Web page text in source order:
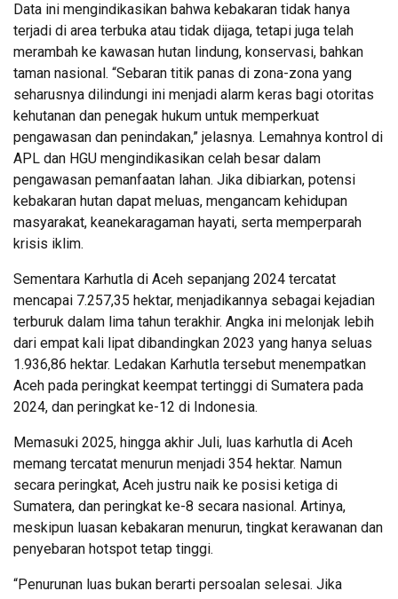
Data ini mengindikasikan bahwa kebakaran tidak hanya
terjadi di area terbuka atau tidak dijaga, tetapi juga telah
merambah ke kawasan hutan lindung, konservasi, bahkan
taman nasional. “Sebaran titik panas di zona-zona yang
seharusnya dilindungi ini menjadi alarm keras bagi otoritas
kehutanan dan penegak hukum untuk memperkuat
pengawasan dan penindakan,” jelasnya. Lemahnya kontrol di
APL dan HGU mengindikasikan celah besar dalam
pengawasan pemanfaatan lahan. Jika dibiarkan, potensi
kebakaran hutan dapat meluas, mengancam kehidupan
masyarakat, keanekaragaman hayati, serta memperparah
krisis iklim.
Sementara Karhutla di Aceh sepanjang 2024 tercatat
mencapai 7.257,35 hektar, menjadikannya sebagai kejadian
terburuk dalam lima tahun terakhir. Angka ini melonjak lebih
dari empat kali lipat dibandingkan 2023 yang hanya seluas
1.936,86 hektar. Ledakan Karhutla tersebut menempatkan
Aceh pada peringkat keempat tertinggi di Sumatera pada
2024, dan peringkat ke-12 di Indonesia.
Memasuki 2025, hingga akhir Juli, luas karhutla di Aceh
memang tercatat menurun menjadi 354 hektar. Namun
secara peringkat, Aceh justru naik ke posisi ketiga di
Sumatera, dan peringkat ke-8 secara nasional. Artinya,
meskipun luasan kebakaran menurun, tingkat kerawanan dan
penyebaran hotspot tetap tinggi.
“Penurunan luas bukan berarti persoalan selesai. Jika